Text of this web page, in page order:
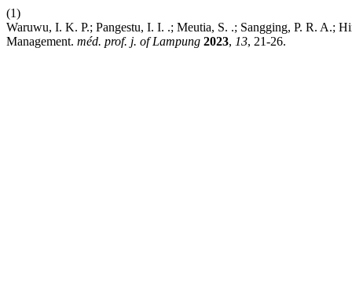
(1)
Waruwu, I. K. P.; Pangestu, I. I. .; Meutia, S. .; Sangging, P. R. A.;
Management. méd. prof. j. of Lampung 2023, 13, 21-26.